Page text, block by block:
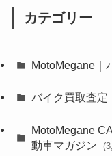
カテゴリー
MotoMegane｜
バイク買取査定
MotoMegane
動車マガジン